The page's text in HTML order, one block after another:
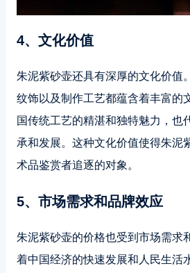
4、文化价值
朱泥紫砂壶还具有深厚的文化价值
纹饰以及制作工艺都蕴含着丰富的
国传统工艺的精湛和独特魅力，也
承和发展。这种文化价值使得朱泥
术品鉴赏者追逐的对象。
5、市场需求和品牌效应
朱泥紫砂壶的价格也受到市场需求
着中国经济的快速发展和人民生活